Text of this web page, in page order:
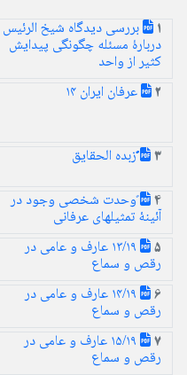
1 بررسى دیدگاه شیخ الرئیس
دربارۀ مسئله چگونگی پیدایش
کثیر از واحد
2 عرفان ايران ۱۴
3 ًًٌَزبده الحقایق
4 ًوحدت شخصی وجود در
آئینۀ تمثیلهای عرفانی
5 ۱۳/۱۹ عارف و عامی در
رقص و سماع
6 ۱۴/۱۹ عارف و عامی در
رقص و سماع
7 ۱۵/۱۹ عارف و عامی در
رقص و سماع